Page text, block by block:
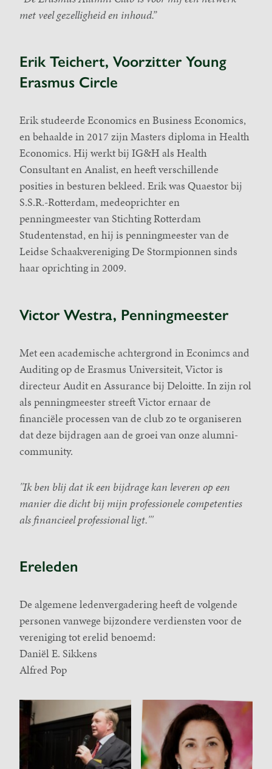
met veel gezelligheid en inhoud.”
Erik Teichert, Voorzitter Young
Erasmus Circle
Erik studeerde Economics en Business Economics,
en behaalde in 2017 zijn Masters diploma in Health
Economics. Hij werkt bij IG&H als Health
Consultant en Analist, en heeft verschillende
posities in besturen bekleed. Erik was Quaestor bij
S.S.R.-Rotterdam, medeoprichter en
penningmeester van Stichting Rotterdam
Studentenstad, en hij is penningmeester van de
Leidse Schaakvereniging De Stormpionnen sinds
haar oprichting in 2009.
Victor Westra, Penningmeester
Met een academische achtergrond in Econimcs and
Auditing op de Erasmus Universiteit, Victor is
directeur Audit en Assurance bij Deloitte. In zijn rol
als penningmeester streeft Victor ernaar de
financiële processen van de club zo te organiseren
dat deze bijdragen aan de groei van onze alumni-
community.
''Ik ben blij dat ik een bijdrage kan leveren op een
manier die dicht bij mijn professionele competenties
als financieel professional ligt.'''
Ereleden
De algemene ledenvergadering heeft de volgende
personen vanwege bijzondere verdiensten voor de
vereniging tot erelid benoemd:
Daniël E. Sikkens
Alfred Pop